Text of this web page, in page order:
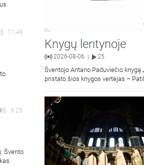
11:48
9:25
Švento
Knygų lentynoje
2026-08-06 25
Šventojo Antano Paduviečio knygą
pristato šios knygos vertėjas –
moralinės teologijos dr. Algirdas